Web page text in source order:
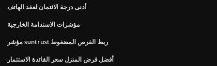
أدنى درجة الائتمان لعقد الهاتف
مؤشرات الاستدامة الخارجية
مؤشر suntrust ربط القرص المضغوط
أفضل قرض المنزل سعر الفائدة الاستثمار